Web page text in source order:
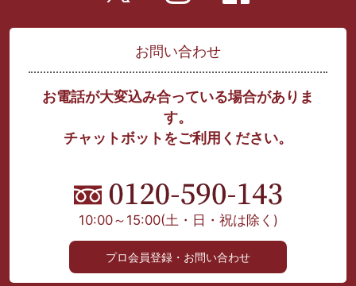
お問い合わせ
お電話が大変込み合っている場合がありま
す。
チャットボットをご利用ください。
10:00～15:00(土・日・祝は除く)
プロ会員登録・お問い合わせ